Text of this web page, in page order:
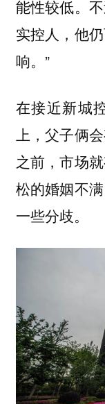
能性较低。
实控人，他
响。”
在接近新城
上，父子俩
之前，市场
松的婚姻不
一些分歧。